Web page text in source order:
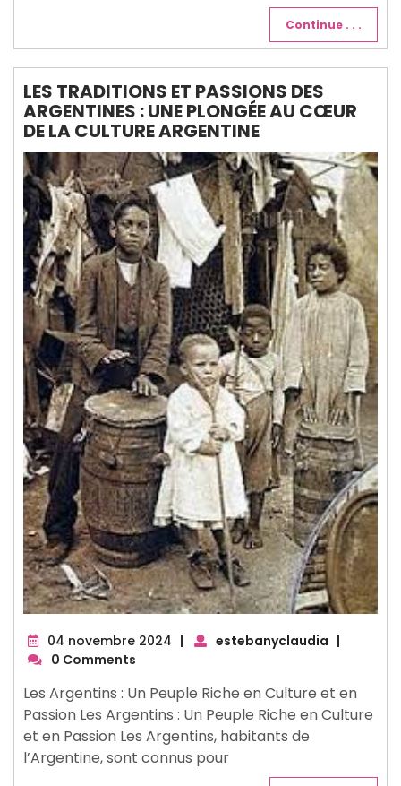
Continue . . .
LES TRADITIONS ET PASSIONS DES
ARGENTINES : UNE PLONGÉE AU CŒUR
DE LA CULTURE ARGENTINE
04 novembre 2024 04
| estebanyclaudia |
0 Comments
Les Argentins : Un Peuple Riche en Culture et en
Passion Les Argentins : Un Peuple Riche en Culture
et en Passion Les Argentins, habitants de
l’Argentine, sont connus pour